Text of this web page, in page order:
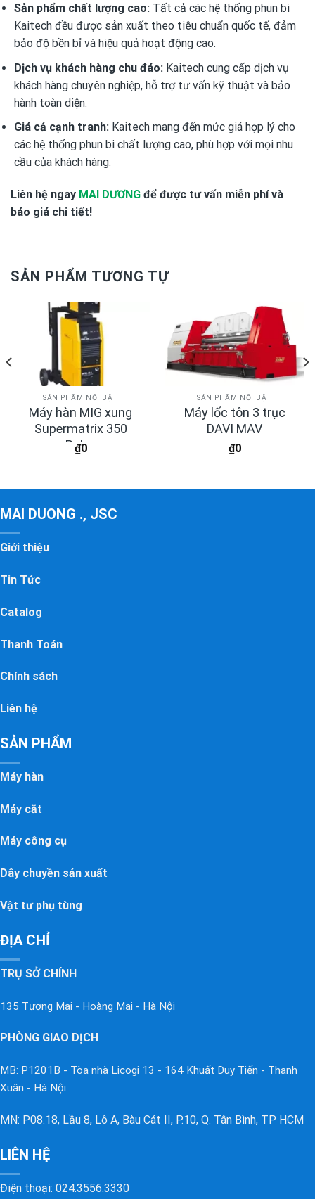
Sản phẩm chất lượng cao:Tất cả các hệ thống phun bi
Kaitech đều được sản xuất theo tiêu chuẩn quốc tế, đảm
bảo độ bền bỉ và hiệu quả hoạt động cao.
Dịch vụ khách hàng chu đáo:Kaitech cung cấp dịch vụ
khách hàng chuyên nghiệp, hỗ trợ tư vấn kỹ thuật và bảo
hành toàn diện.
Giá cả cạnh tranh:Kaitech mang đến mức giá hợp lý cho
các hệ thống phun bi chất lượng cao, phù hợp với mọi nhu
cầu của khách hàng.
Liên hệ ngay MAI DƯƠNG để được tư vấn miễn phí và
báo giá chi tiết!
SẢN PHẨM TƯƠNG TỰ
SẢN PHẨM NỔI BẬT
Máy hàn MIG xung
Supermatrix 350
Pulse
₫0
SẢN PHẨM NỔI BẬT
Máy lốc tôn 3 trục
DAVI MAV
₫0
MAI DUONG ., JSC
Giới thiệu
Tin Tức
Catalog
Thanh Toán
Chính sách
Liên hệ
SẢN PHẨM
Máy hàn
Máy cắt
Máy công cụ
Dây chuyền sản xuất
Vật tư phụ tùng
ĐỊA CHỈ
TRỤ SỞ CHÍNH
135 Tương Mai - Hoàng Mai - Hà Nội
PHÒNG GIAO DỊCH
MB: P1201B - Tòa nhà Licogi 13 - 164 Khuất Duy Tiến - Thanh
Xuân - Hà Nội
MN: P08.18, Lầu 8, Lô A, Bàu Cát II, P.10, Q. Tân Bình, TP HCM
LIÊN HỆ
Điện thoại: 024.3556.3330